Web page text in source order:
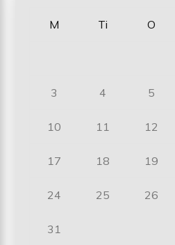
M Ti O
3 4 5
10 11 12
17 18 19
24 25 26
31